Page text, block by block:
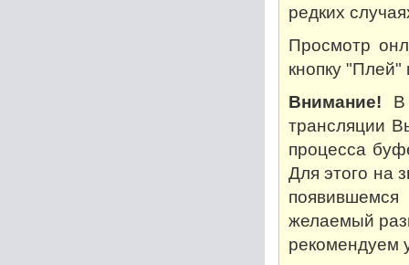
редких
Просмотр
кнопку
Внимание! В
трансляции
процесса
Для этого на
желаемый
рекомендуем